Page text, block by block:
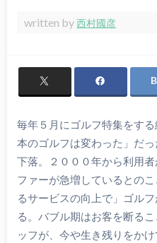
written by西村國彦
毎年５月にゴルフ特集をす
本のゴルフは変わった」だ
下落。２０００年から利用
ファーが急増しているとの
るサービスの向上で」ゴル
る。バブル期はお客を断る
ッフが、今や生き残りをか